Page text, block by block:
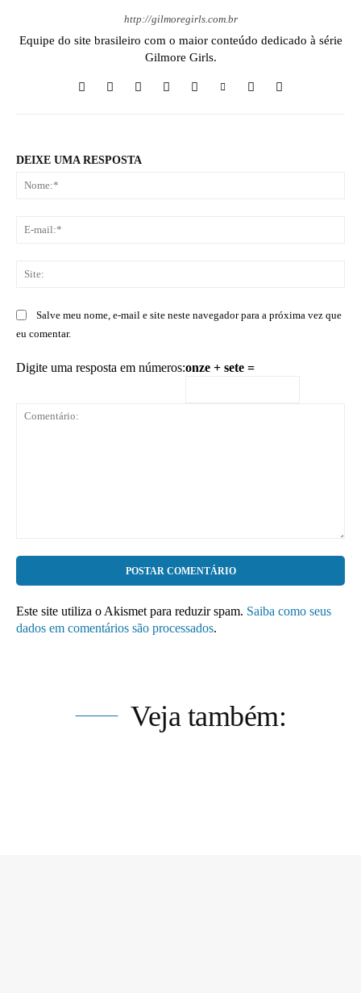
http://gilmoregirls.com.br
Equipe do site brasileiro com o maior conteúdo dedicado à série
Gilmore Girls.
DEIXE UMA RESPOSTA
Salve meu nome, e-mail e site neste navegador para a próxima vez que
eu comentar.
Digite uma resposta em números:onze + sete =
Este site utiliza o Akismet para reduzir spam. Saiba como seus
dados em comentários são processados.
Veja também: